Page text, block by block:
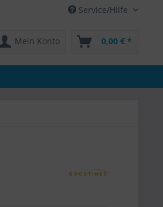
Service/Hilfe
Mein Konto 0,00 € *